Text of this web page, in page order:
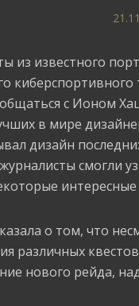
из известного
с Ионом
в мире
дизайн
смогли
о том, что
различных
нового рейда,